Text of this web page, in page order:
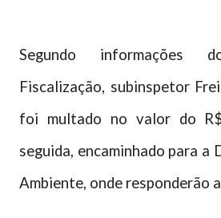
Segundo informações
Fiscalização, subinspetor
foi multado no valor do
seguida, encaminhado para a
Ambiente, onde responderão